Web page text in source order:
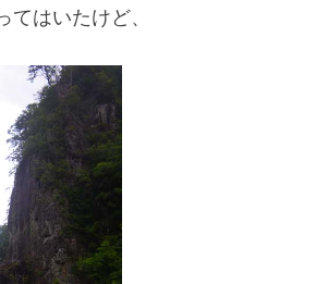
てはいたけど、